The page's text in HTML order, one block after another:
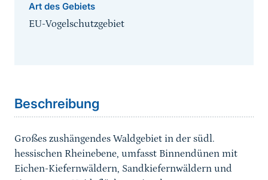
Art des Gebiets
EU-Vogelschutzgebiet
Beschreibung
Großes zushängendes Waldgebiet in der südl.
hessischen Rheinebene, umfasst Binnendünen mit
Eichen-Kiefernwäldern, Sandkiefernwäldern und